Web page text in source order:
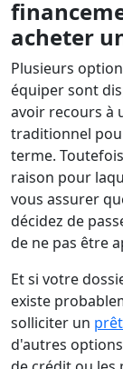
acheter
Plusieurs
équiper sont
avoir recours à
traditionnel
terme.
raison pour
vous assurer
décidez de
de ne pas être
Et si votre
existe
solliciter un
d'autres